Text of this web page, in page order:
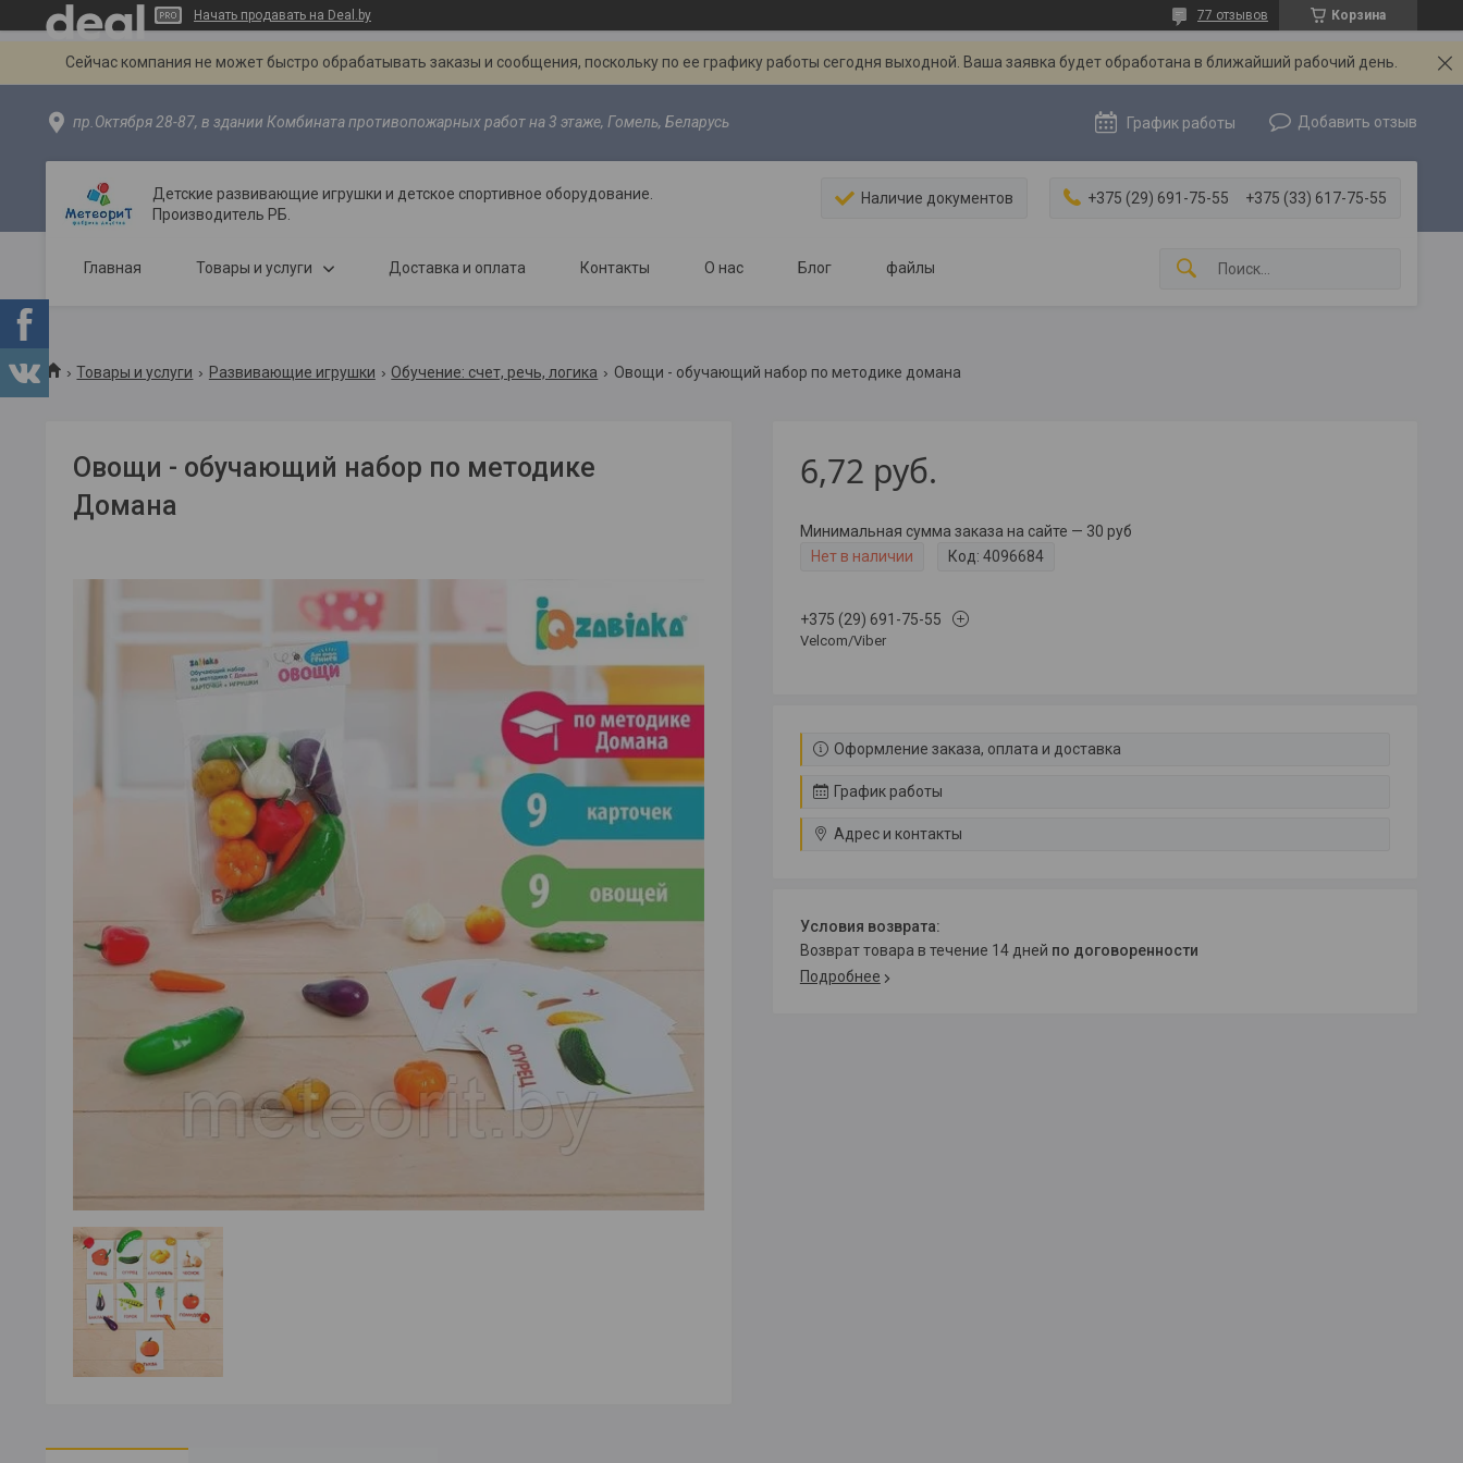
Начать продавать на Deal.by Корзина
77 отзывов
Сейчас компания не может быстро обрабатывать заказы и сообщения, поскольку по ее графику работы сегодня выходной. Ваша заявка будет обработана в ближайший рабочий день.
пр.Октября 28-87, в здании Комбината противопожарных работ на 3 этаже, Гомель, Беларусь График работы Добавить отзыв
Детские развивающие игрушки и детское спортивное оборудование.
Производитель РБ.
Наличие документов +375 (29) 691-75-55 +375 (33) 617-75-55
Главная Товары и услуги Доставка и оплата Контакты О нас Блог файлы
Товары и услуги Развивающие игрушки Обучение: счет, речь, логика Овощи - обучающий набор по методике домана
Овощи - обучающий набор по методике
Домана
6,72 руб.
Минимальная сумма заказа на сайте — 30 руб
Нет в наличии
Код: 4096684
+375 (29) 691-75-55
Velcom/Viber
Оформление заказа, оплата и доставка
График работы
Адрес и контакты
возврат товара в течение 14 дней по договоренности
Подробнее